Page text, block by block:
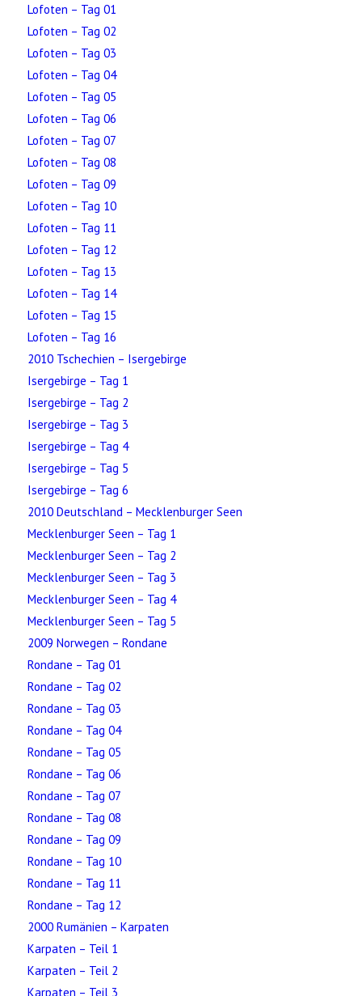
Lofoten – Tag 01
Lofoten – Tag 02
Lofoten – Tag 03
Lofoten – Tag 04
Lofoten – Tag 05
Lofoten – Tag 06
Lofoten – Tag 07
Lofoten – Tag 08
Lofoten – Tag 09
Lofoten – Tag 10
Lofoten – Tag 11
Lofoten – Tag 12
Lofoten – Tag 13
Lofoten – Tag 14
Lofoten – Tag 15
Lofoten – Tag 16
2010 Tschechien – Isergebirge
Isergebirge – Tag 1
Isergebirge – Tag 2
Isergebirge – Tag 3
Isergebirge – Tag 4
Isergebirge – Tag 5
Isergebirge – Tag 6
2010 Deutschland – Mecklenburger Seen
Mecklenburger Seen – Tag 1
Mecklenburger Seen – Tag 2
Mecklenburger Seen – Tag 3
Mecklenburger Seen – Tag 4
Mecklenburger Seen – Tag 5
2009 Norwegen – Rondane
Rondane – Tag 01
Rondane – Tag 02
Rondane – Tag 03
Rondane – Tag 04
Rondane – Tag 05
Rondane – Tag 06
Rondane – Tag 07
Rondane – Tag 08
Rondane – Tag 09
Rondane – Tag 10
Rondane – Tag 11
Rondane – Tag 12
2000 Rumänien – Karpaten
Karpaten – Teil 1
Karpaten – Teil 2
Karpaten – Teil 3